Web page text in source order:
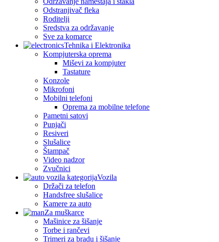
Odstranjivač fleka
Roditelji
Sredstva za održavanje
Sve za komarce
Tehnika i Elektronika
Kompjuterska oprema
Miševi za kompjuter
Tastature
Konzole
Mikrofoni
Mobilni telefoni
Oprema za mobilne telefone
Pametni satovi
Punjači
Resiveri
Slušalice
Štampač
Video nadzor
Zvučnici
Vozila
Držači za telefon
Handsfree slušalice
Kamere za auto
Za muškarce
Mašinice za šišanje
Torbe i rančevi
Trimeri za bradu i šišanje